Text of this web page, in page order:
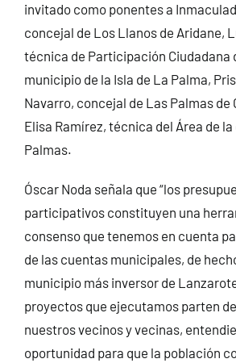
invitado como ponentes a
concejal de Los Llanos de Aridane,
técnica de Participación Ciudadana
municipio de la Isla de La Palma,
Navarro, concejal de Las Palmas de
Elisa Ramírez, técnica del Área de
Palmas.
Óscar Noda señala que “los
participativos constituyen una
consenso que tenemos en cuenta
de las cuentas municipales, de
municipio más inversor de
proyectos que ejecutamos parten
nuestros vecinos y vecinas,
oportunidad para que la población